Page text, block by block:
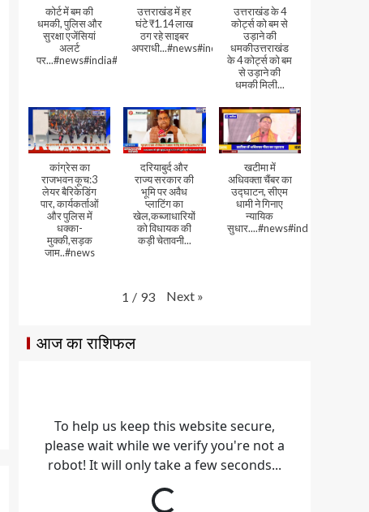
कोर्ट में बम की
धमकी, पुलिस और
सुरक्षा एजेंसियां
अलर्ट
पर...#news#india#video#viral
उत्तराखंड में हर
घंटे ₹1.14 लाख
ठग रहे साइबर
अपराधी...#news#india#video#viral
उत्तराखंड के 4
कोर्ट्स को बम से
उड़ाने की
धमकीउत्तराखंड
के 4 कोर्ट्स को बम
से उड़ाने की
धमकी मिली...
कांग्रेस का
राजभवन कूच:3
लेयर बैरिकेडिंग
पार, कार्यकर्ताओं
और पुलिस में
धक्का-
मुक्की,सड़क
जाम..#news
दरियाबुर्द और
राज्य सरकार की
भूमि पर अवैध
प्लाटिंग का
खेल,कब्जाधारियों
को विधायक की
कड़ी चेतावनी...
खटीमा में
अधिवक्ता चैंबर का
उद्घाटन, सीएम
धामी ने गिनाए
न्यायिक
सुधार....#news#india#video
1 / 93 Next »
आज का राशिफल